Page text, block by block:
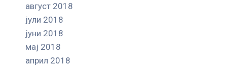
август 2018
јули 2018
јуни 2018
мај 2018
април 2018